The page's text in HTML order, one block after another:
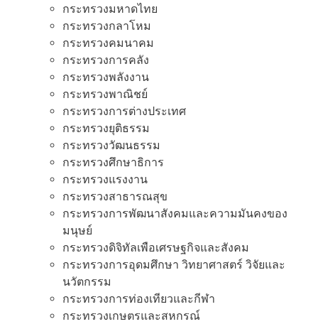
กระทรวงมหาดไทย
กระทรวงกลาโหม
กระทรวงคมนาคม
กระทรวงการคลัง
กระทรวงพลังงาน
กระทรวงพาณิชย์
กระทรวงการต่างประเทศ
กระทรวงยุติธรรม
กระทรวงวัฒนธรรม
กระทรวงศึกษาธิการ
กระทรวงแรงงาน
กระทรวงสาธารณสุข
กระทรวงการพัฒนาสังคมและความมันคงของ
มนุษย์
กระทรวงดิจิทัลเพือเศรษฐกิจและสังคม
กระทรวงการอุดมศึกษา วิทยาศาสตร์ วิจัยและ
นวัตกรรม
กระทรวงการท่องเทียวและกีฬา
กระทรวงเกษตรและสหกรณ์